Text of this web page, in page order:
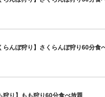
らんぼ狩り】さくらんぼ狩り60分食
狩り】もも狩り60分食べ放題